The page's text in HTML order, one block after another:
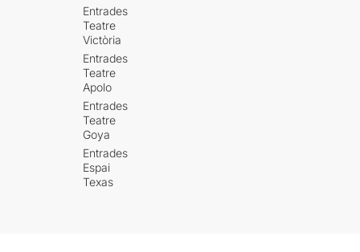
Entrades
Teatre
Victòria
Entrades
Teatre
Apolo
Entrades
Teatre
Goya
Entrades
Espai
Texas